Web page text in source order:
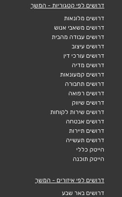
דרושים לפי קטגוריות - המשך
דרושים מלונאות
דרושים משאבי אנוש
דרושים עבודה מהבית
דרושים עיצוב
דרושים עורכי דין
דרושים מדיה
דרושים קמעונאות
דרושים תחבורה
דרושים רפואה
דרושים שיווק
דרושים שירות לקוחות
דרושים אבטחה
דרושים תיירות
דרושים תעשייה
הייטק כללי
הייטק תוכנה
דרושים לפי איזורים - המשך
דרושים באר שבע